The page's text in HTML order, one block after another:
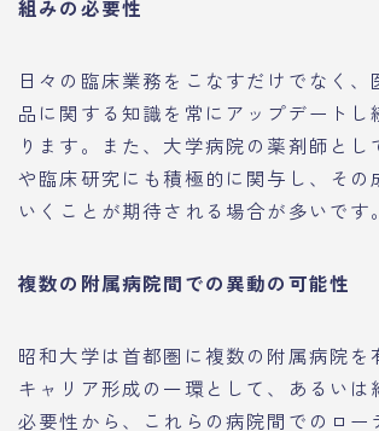
組みの必要性
日々の臨床業務をこなすだけでなく、
品に関する知識を常にアップデートし
ります。また、大学病院の薬剤師とし
や臨床研究にも積極的に関与し、その
いくことが期待される場合が多いです。
複数の附属病院間での異動の可能性
昭和大学は首都圏に複数の附属病院を
キャリア形成の一環として、あるいは
必要性から、これらの病院間でのロー